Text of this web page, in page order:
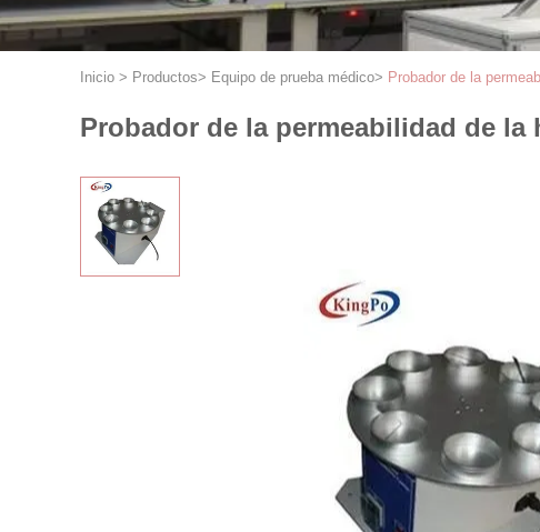
Inicio > Productos> Equipo de prueba médico> Probador de la
Probador de la permeabilidad de